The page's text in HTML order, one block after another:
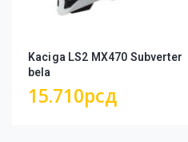
Kaciga LS2 MX470 Subverter
bela
15.710рсд